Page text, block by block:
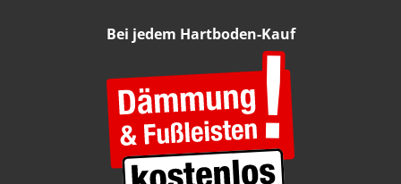
Bei jedem Hartboden-Kauf